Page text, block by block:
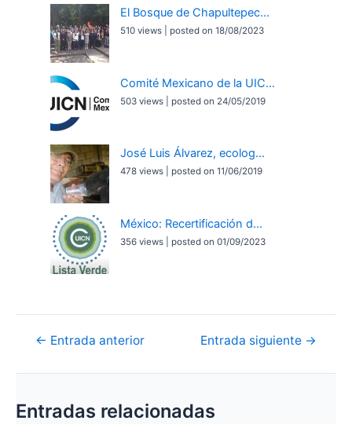
El Bosque de Chapultepec...
510 views posted on 18/08/2023
Comité Mexicano de la UIC...
503 views posted on 24/05/2019
José Luis Álvarez, ecolog...
478 views posted on 11/06/2019
México: Recertificación d...
356 views posted on 01/09/2023
Navegación
entradas
← Entrada anterior Entrada siguiente →
Entradas relacionadas